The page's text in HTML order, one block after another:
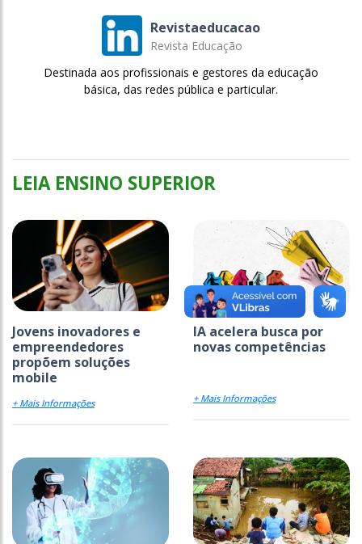
Revistaeducacao
Revista Educação
Destinada aos profissionais e gestores da educação
básica, das redes pública e particular.
LEIA ENSINO SUPERIOR
Jovens inovadores e
empreendedores
propõem soluções
mobile
+ Mais Informações
IA acelera busca por
novas competências
+ Mais Informações